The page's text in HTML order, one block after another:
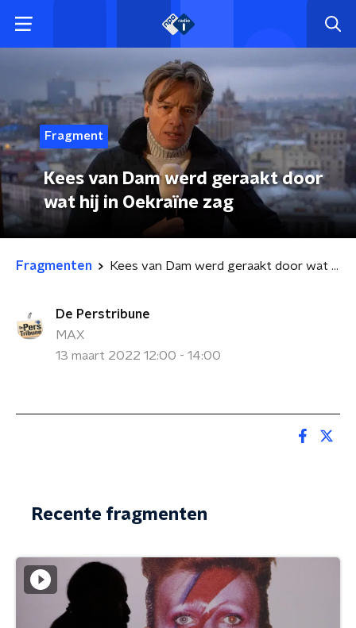
Fragment
Kees van Dam werd geraakt door
wat hij in Oekraïne zag
Fragmenten Kees van Dam werd geraakt door wat hij in Oekraïne zag
De Perstribune
MAX
13 maart 2022 12:00 - 14:00
Recente fragmenten